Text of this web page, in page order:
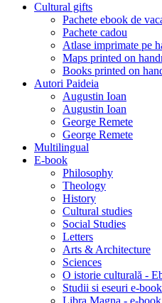
Cultural gifts
Pachete ebook de
Pachete cadou
Atlase imprimate pe
Maps printed on
Books printed on
Autori Paideia
Augustin Ioan
Augustin Ioan
George Remete
George Remete
Multilingual
E-book
Philosophy
Theology
History
Cultural studies
Social Studies
Letters
Arts & Architecture
Sciences
O istorie culturală -
Studii si eseuri e-book
Libra Magna - e-book